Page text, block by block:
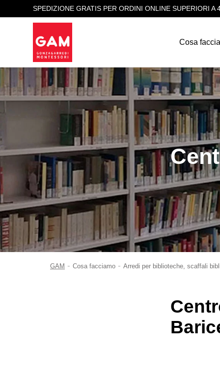
SPEDIZIONE GRATIS PER ORDINI ONLINE SUPERIORI
Cosa
GAM - Cosa facciamo - Arredi per biblioteche, scaffali